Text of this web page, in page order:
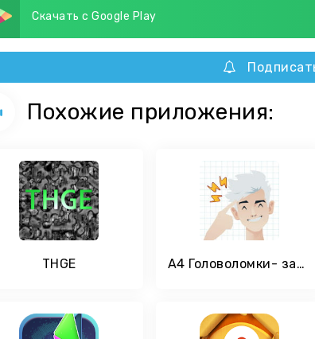
Скачать с Google Play
Похожие приложения:
THGE А4 Головоломки- задачи на логику